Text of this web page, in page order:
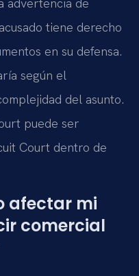
tiene derecho
en su defensa.
según el
del asunto.
puede ser
Court dentro de
afectar mi
comercial